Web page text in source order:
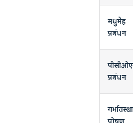
मधुमेह
प्रबंधन
प्रबंधन
गर्भावस्था